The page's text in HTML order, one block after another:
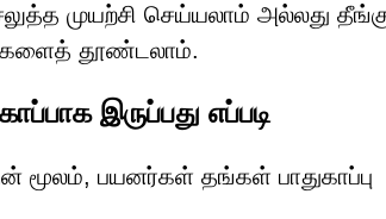
முயற்சி செய்யலாம் அல்லது
தூண்டலாம்.
இருப்பது எப்படி
மூலம், பயனர்கள் தங்கள் பாதுகாப்பு